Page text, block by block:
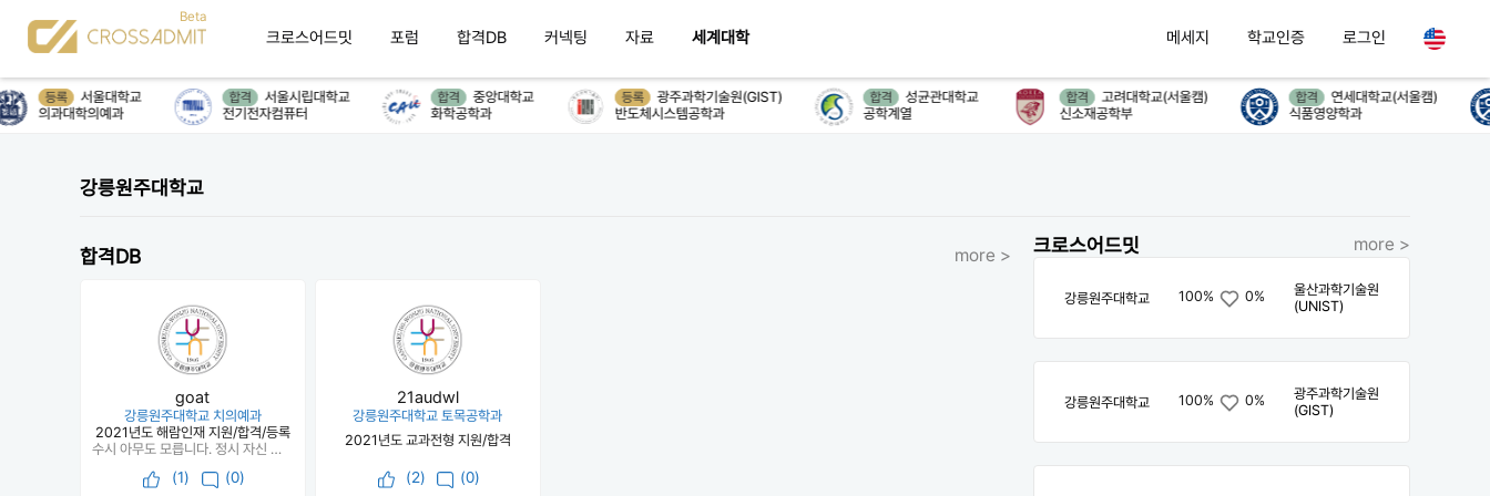
크로스어드밋 포럼 합격DB 커넥팅 자료 세계대학 메세지 학교인증 로그인
등록
서울대학교
의과대학의예과
합격
서울시립대학교
전기전자컴퓨터
합격
중앙대학교
화학공학과
등록
광주과학기술원(GIST)
반도체시스템공학과
합격
성균관대학교
공학계열
합격
고려대학교(서울캠)
신소재공학부
합격
연세대학교(서울캠)
식품영양학과
강릉원주대학교
합격DB more >
goat
강릉원주대학교 치의예과
2021년도 해람인재 지원/합격/등록
수시 아무도 모릅니다. 정시 자신 있으면 최저 빡센곳 노리고 상향지원 하세요. 본인 성적보다 더 높은 곳을 갈 수 있다는 것이 정시와 비교한 수시의 가장 큰 메리트입니다. 하지만 생기부의 퀄리티가 꼭 뒷받침되어야 합니다. 또한 경쟁률은 숫자에 불과합니다. 제가 썼던 곳 중 가장 경쟁률이 높았던 곳이 지금 치대였고, 제일 낮았던 곳이 카이스트였는데 광탈했습니다. 경쟁률보다는 어떤 사람들이 지원했는가가 훨씬 중요하기 때문에 여기에 크게 연연하지 않았으면 좋겠어요. 수험생활 한번에 끝낸다고 생각하고, 수시든 정시든 고등학교 3년간 가능한 모든 열정을 쏟아 부으시길 바래요!
(1) (0)
21audwl
강릉원주대학교 토목공학과
2021년도 교과전형 지원/합격
(2) (0)
크로스어드밋 more >
강릉원주대학교 100% 0%
울산과학기술원
(UNIST)
강릉원주대학교 100% 0%
광주과학기술원
(GIST)